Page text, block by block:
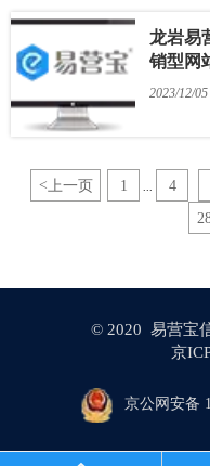
龙岩易
销型网
2023/12/05
<上一页 1 ... 4
© 2020 易营宝
京
京公网安备